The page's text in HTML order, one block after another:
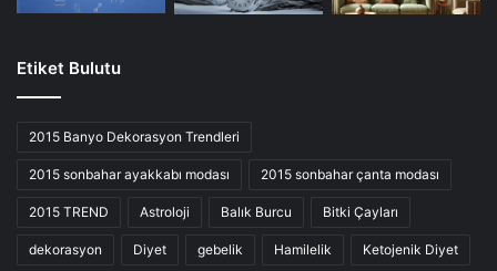
Etiket Bulutu
2015 Banyo Dekorasyon Trendleri
2015 sonbahar ayakkabı modası 2015 sonbahar çanta modası
2015 TREND Astroloji Balık Burcu Bitki Çayları
dekorasyon Diyet gebelik Hamilelik Ketojenik Diyet